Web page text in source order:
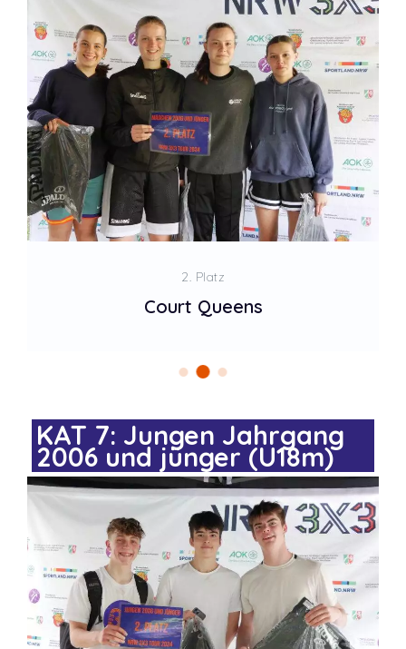
2. Platz
Court Queens
KAT 7: Jungen Jahrgang
2006 und jünger (U18m)